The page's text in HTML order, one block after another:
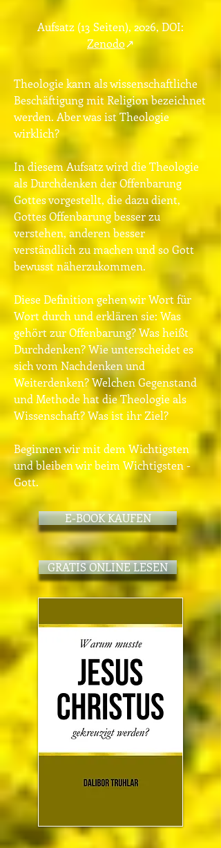
Aufsatz (13 Seiten), 2026, DOI:
Zenodo↗
Theologie kann als wissenschaftliche
Beschäftigung mit Religion bezeichnet
werden. Aber was ist Theologie
wirklich?
In diesem Aufsatz wird die Theologie
als Durchdenken der Offenbarung
Gottes vorgestellt, die dazu dient,
Gottes Offenbarung besser zu
verstehen, anderen besser
verständlich zu machen und so Gott
bewusst näherzukommen.
Diese Definition gehen wir Wort für
Wort durch und erklären sie: Was
gehört zur Offenbarung? Was heißt
Durchdenken? Wie unterscheidet es
sich vom Nachdenken und
Weiterdenken? Welchen Gegenstand
und Methode hat die Theologie als
Wissenschaft? Was ist ihr Ziel?
Beginnen wir mit dem Wichtigsten
und bleiben wir beim Wichtigsten -
Gott.
E-BOOK KAUFEN
GRATIS ONLINE LESEN